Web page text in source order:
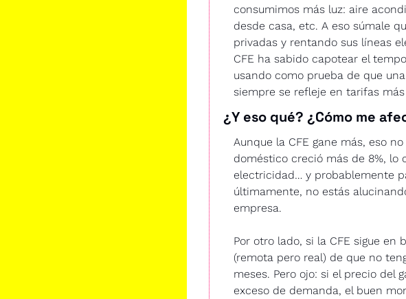
consumimos más luz: aire
desde casa, etc. A eso súmale
privadas y rentando sus líneas
CFE ha sabido capotear el
usando como prueba de que
siempre se refleje en tarifas
¿Y eso qué? ¿Cómo me
Aunque la CFE gane más, eso
doméstico creció más de 8%,
electricidad… y probablemente
últimamente, no estás
empresa.
Por otro lado, si la CFE sigue en
(remota pero real) de que no
meses. Pero ojo: si el precio del
exceso de demanda, el buen